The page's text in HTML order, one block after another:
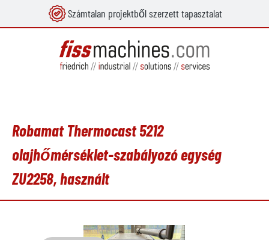
Számtalan projektből szerzett tapasztalat
Robamat Thermocast 5212
olajhőmérséklet-szabályozó egység
ZU2258, használt
Képgaléria kihagyása